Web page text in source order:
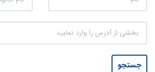
جستجو